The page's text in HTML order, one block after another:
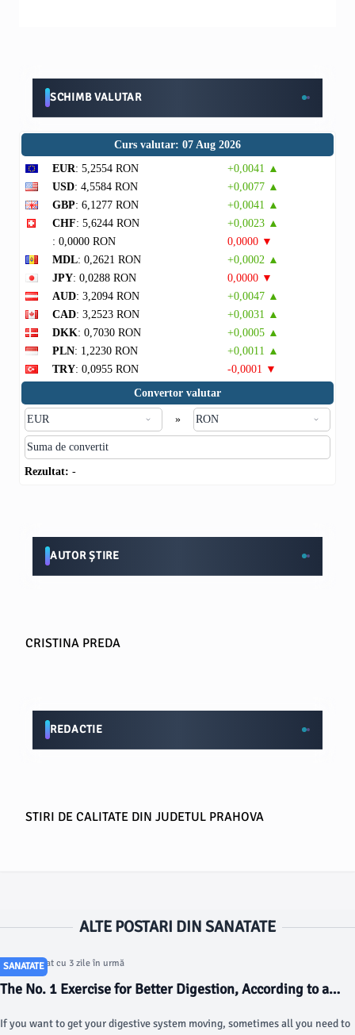
SCHIMB VALUTAR
Curs valutar: 07 Aug 2026
EUR: 5,2554 RON
+0,0041 ▲
USD: 4,5584 RON
+0,0077 ▲
GBP: 6,1277 RON
+0,0041 ▲
CHF: 5,6244 RON
+0,0023 ▲
: 0,0000 RON
0,0000 ▼
MDL: 0,2621 RON
+0,0002 ▲
JPY: 0,0288 RON
0,0000 ▼
AUD: 3,2094 RON
+0,0047 ▲
CAD: 3,2523 RON
+0,0031 ▲
DKK: 0,7030 RON
+0,0005 ▲
PLN: 1,2230 RON
+0,0011 ▲
TRY: 0,0955 RON
-0,0001 ▼
Convertor valutar
»
Rezultat: -
AUTOR ȘTIRE
CRISTINA PREDA
REDACTIE
STIRI DE CALITATE DIN JUDETUL PRAHOVA
ALTE POSTARI DIN SANATATE
SANATATE
Articol postat cu 3 zile în urmă
The No. 1 Exercise for Better Digestion, According to a
If you want to get your digestive system moving, sometimes all you need to